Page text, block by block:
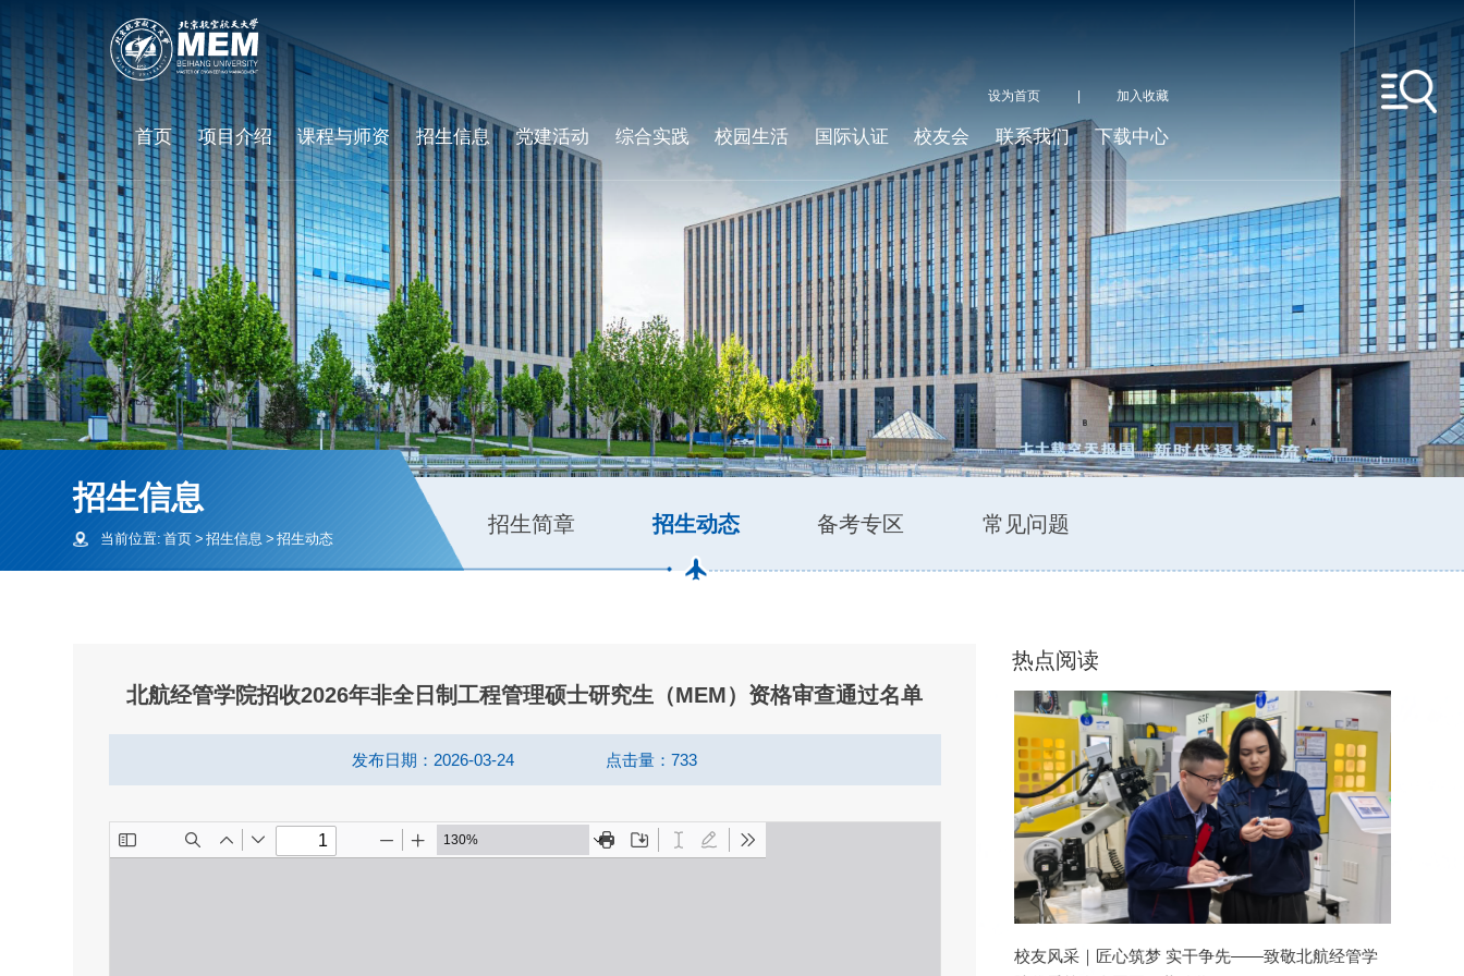
设为首页 | 加入收藏
首页 项目介绍 课程与师资 招生信息 党建活动 综合实践 校园生活 国际认证 校友会 联系我们 下载中心
招生信息
当前位置: 首页 > 招生信息 > 招生动态
招生简章 招生动态 备考专区 常见问题
北航经管学院招收2026年非全日制工程管理硕士研究生（MEM）资格审查通过名单
发布日期：2026-03-24 点击量：733
热点阅读
校友风采｜匠心筑梦 实干争先——致敬北航经管学